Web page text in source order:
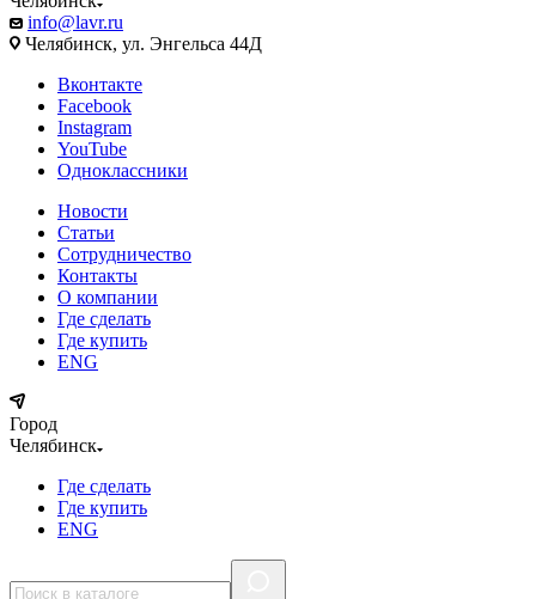
info@lavr.ru
Челябинск, ул. Энгельса 44Д
Вконтакте
Facebook
Instagram
YouTube
Одноклассники
Новости
Статьи
Сотрудничество
Контакты
О компании
Где сделать
Где купить
ENG
Город
Челябинск
Где сделать
Где купить
ENG